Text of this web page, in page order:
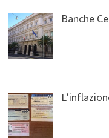
Banche